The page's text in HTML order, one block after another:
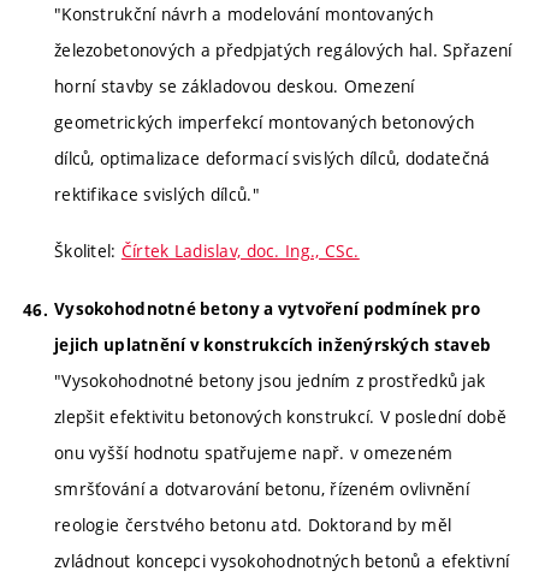
"Konstrukční návrh a modelování montovaných
železobetonových a předpjatých regálových hal. Spřazení
horní stavby se základovou deskou. Omezení
geometrických imperfekcí montovaných betonových
dílců, optimalizace deformací svislých dílců, dodatečná
rektifikace svislých dílců."
Školitel: Čírtek Ladislav, doc. Ing., CSc.
Vysokohodnotné betony a vytvoření podmínek pro
jejich uplatnění v konstrukcích inženýrských staveb
"Vysokohodnotné betony jsou jedním z prostředků jak
zlepšit efektivitu betonových konstrukcí. V poslední době
onu vyšší hodnotu spatřujeme např. v omezeném
smršťování a dotvarování betonu, řízeném ovlivnění
reologie čerstvého betonu atd. Doktorand by měl
zvládnout koncepci vysokohodnotných betonů a efektivní